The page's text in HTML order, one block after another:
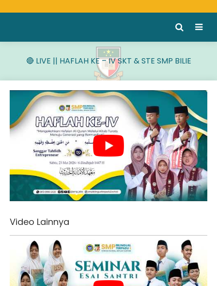
🔴 LIVE || HAFLAH KE – IV SKT & STE SMP BILIE
Video Lainnya